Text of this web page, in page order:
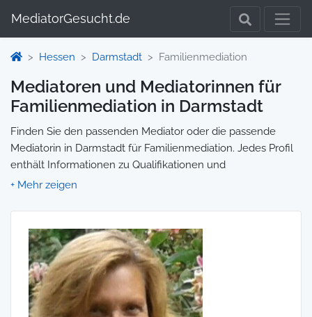
MediatorGesucht.de
Hessen Darmstadt Familienmediation
Mediatoren und Mediatorinnen für
Familienmediation in Darmstadt
Finden Sie den passenden Mediator oder die passende
Mediatorin in Darmstadt für Familienmediation. Jedes Profil
enthält Informationen zu Qualifikationen und
Spezialisierungen, sodass Sie gezielt die richtige Person für
Wir selbst vermitteln keine Mediationen, sondern stellen die
Plattform zur Verfügung, um Ihnen die Suche zu erleichtern.